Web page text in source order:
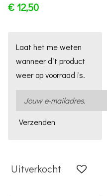
€ 12,50
Laat het me weten
wanneer dit product
weer op voorraad is.
Verzenden
Uitverkocht